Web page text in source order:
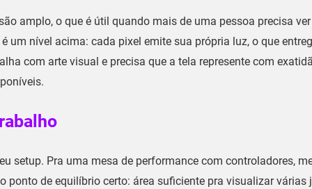
amplo, o que é útil quando mais de uma pessoa precisa
é um nível acima: cada pixel emite sua própria luz, o que
com arte visual e precisa que a tela represente com
setup. Pra uma mesa de performance com controladores,
ponto de equilíbrio certo: área suficiente pra visualizar várias